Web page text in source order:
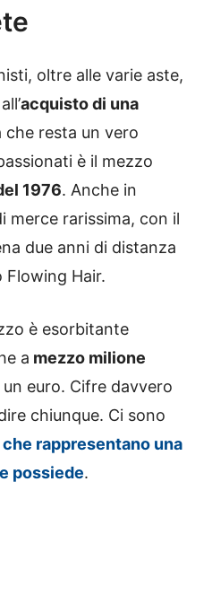
oltre alle varie aste,
acquisto di una
che resta un vero
è il mezzo
1976. Anche in
merce rarissima, con il
due anni di distanza
Flowing Hair.
è esorbitante
a mezzo milione
euro. Cifre davvero
chiunque. Ci sono
rappresentano una
possiede.